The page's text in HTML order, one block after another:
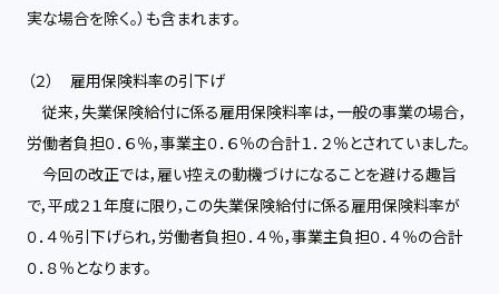
実な場合を除く。）も含まれます。
（２） 雇用保険料率の引下げ
従来，失業保険給付に係る雇用保険料率は，一般の事業の場合，
労働者負担０．６％，事業主０．６％の合計１．２％とされていました。
今回の改正では，雇い控えの動機づけになることを避ける趣旨
で，平成２１年度に限り，この失業保険給付に係る雇用保険料率が
０．４％引下げられ，労働者負担０．４％，事業主負担０．４％の合計
０．８％となります。